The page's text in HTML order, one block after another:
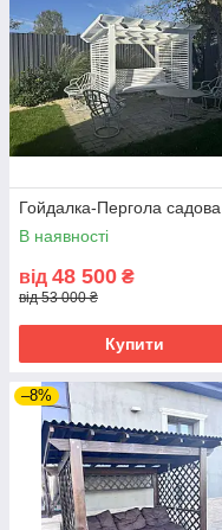
Гойдалка-Пергола садова
В наявності
від 48 500 ₴
від 53 000 ₴
Купити
–8%